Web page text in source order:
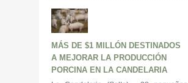
MÁS DE $1 MILLÓN DESTINADOS
A MEJORAR LA PRODUCCIÓN
PORCINA EN LA CANDELARIA